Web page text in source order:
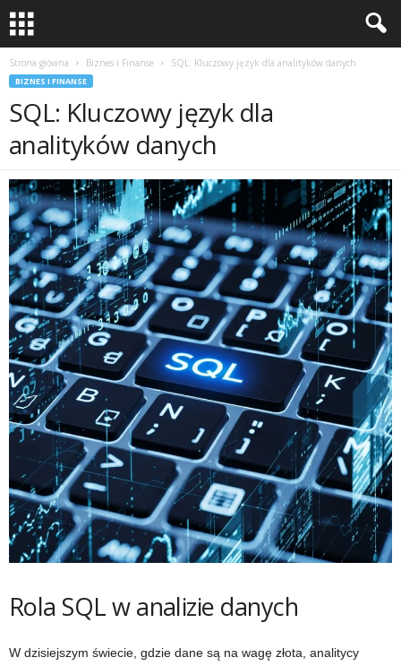
Strona główna Biznes i Finanse SQL: Kluczowy język dla analityków danych
BIZNES I FINANSE
SQL: Kluczowy język dla
analityków danych
Rola SQL w analizie danych
W dzisiejszym świecie, gdzie dane są na wagę złota, analitycy